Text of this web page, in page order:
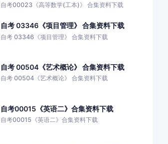
自考00023《高等数学(工本)》 合集资料下载
自考 03346《项目管理》 合集资料下载
自考 03346《项目管理》 合集资料下载
自考 00504《艺术概论》 合集资料下载
自考 00504《艺术概论》 合集资料下载
自考00015《英语二》合集资料下载
自考00015《英语二》合集资料下载